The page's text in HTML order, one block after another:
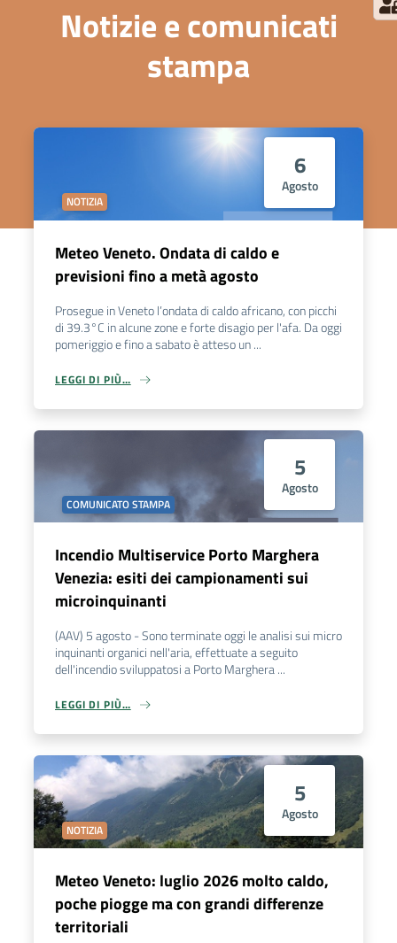
Notizie e comunicati
stampa
6
Agosto
NOTIZIA
Meteo Veneto. Ondata di caldo e
previsioni fino a metà agosto
Prosegue in Veneto l’ondata di caldo africano, con picchi
di 39.3°C in alcune zone e forte disagio per l'afa. Da oggi
pomeriggio e fino a sabato è atteso un ...
LEGGI DI PIÙ…
5
Agosto
COMUNICATO STAMPA
Incendio Multiservice Porto Marghera
Venezia: esiti dei campionamenti sui
microinquinanti
(AAV) 5 agosto - Sono terminate oggi le analisi sui micro
inquinanti organici nell'aria, effettuate a seguito
dell'incendio sviluppatosi a Porto Marghera ...
LEGGI DI PIÙ…
5
Agosto
NOTIZIA
Meteo Veneto: luglio 2026 molto caldo,
poche piogge ma con grandi differenze
territoriali